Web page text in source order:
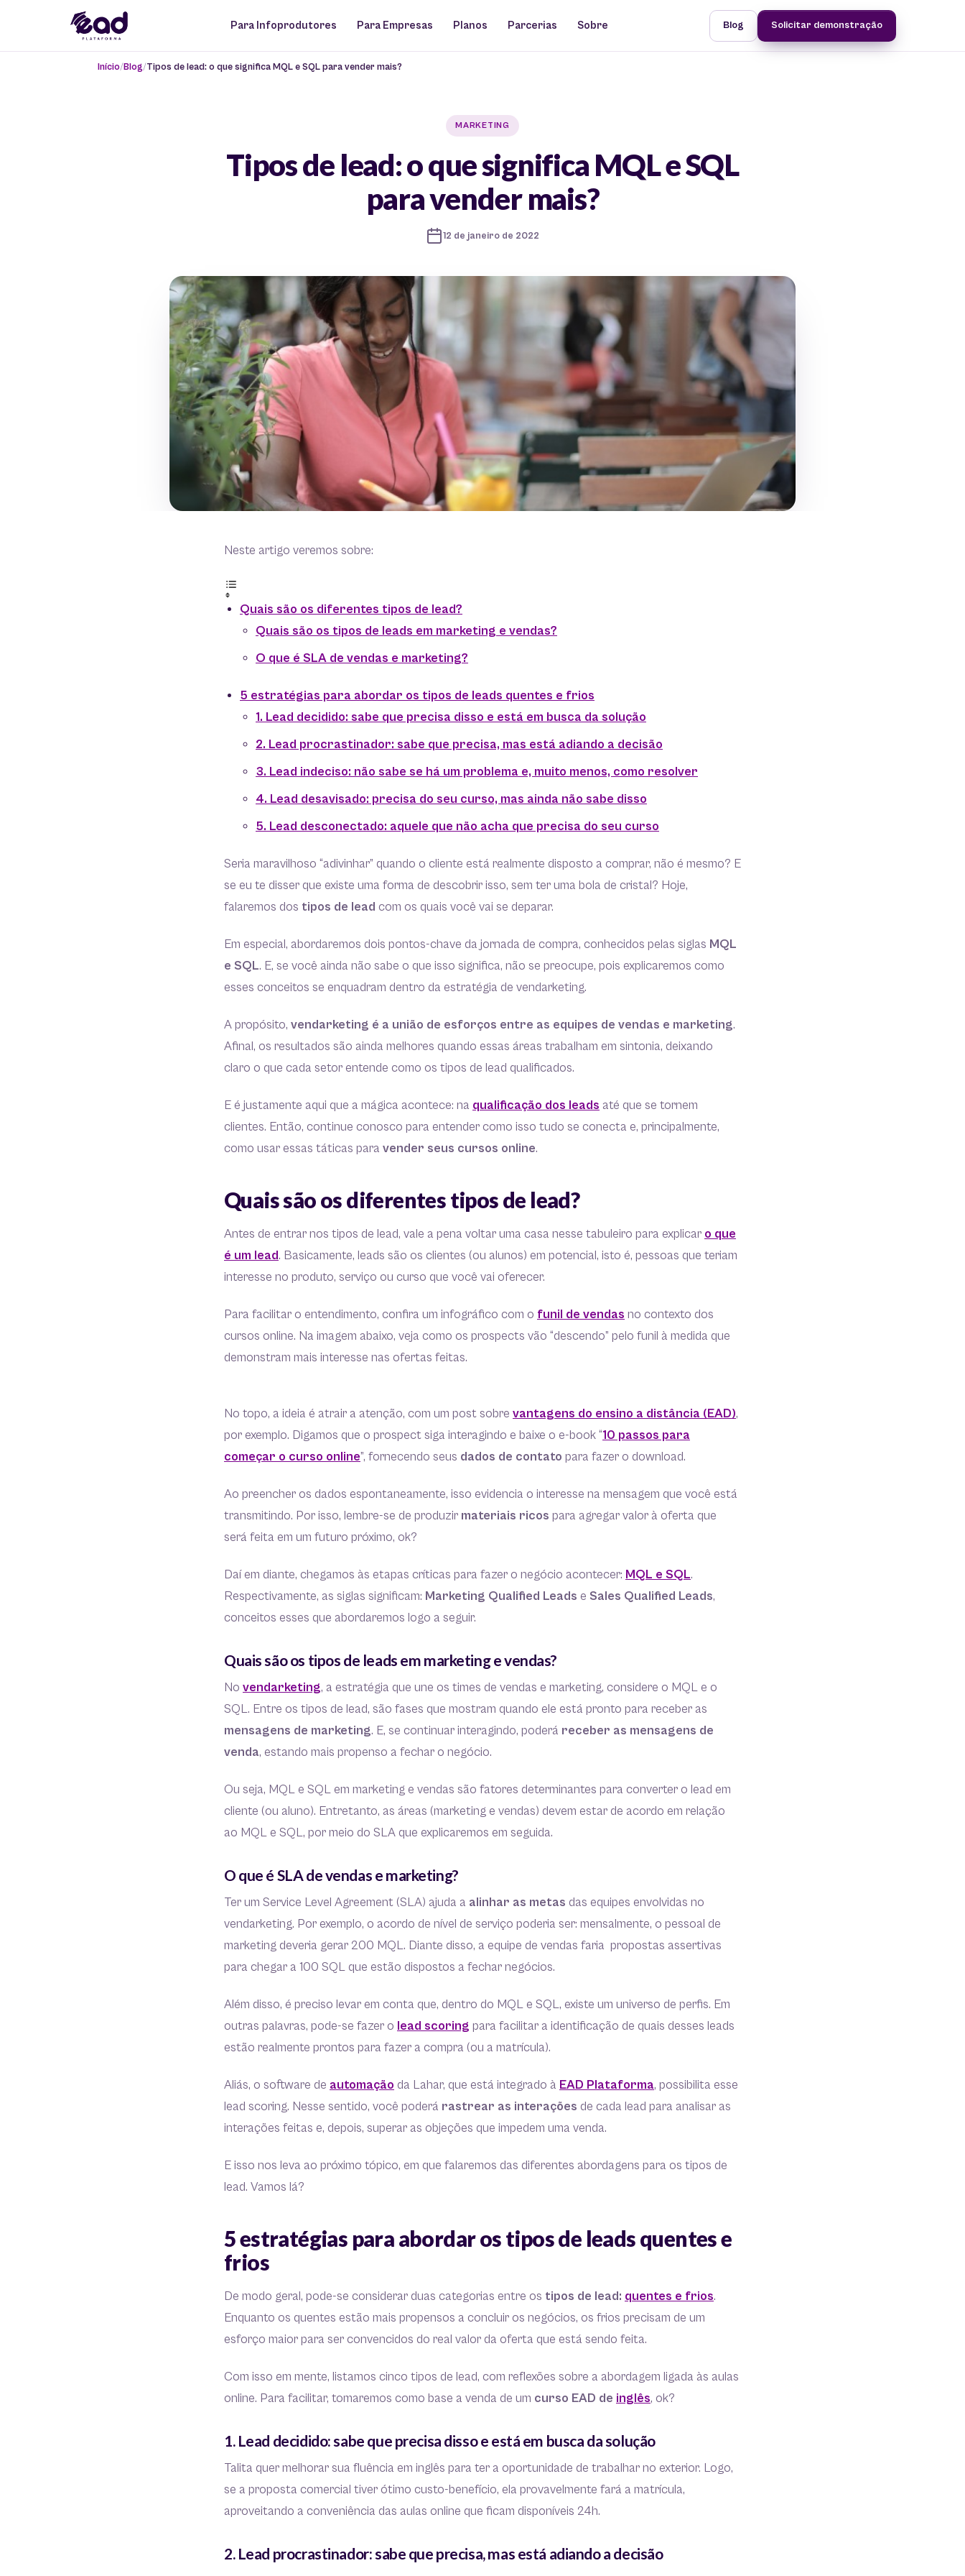
Para Infoprodutores Para Empresas Planos Parcerias Sobre Blog Solicitar demonstração
Início Blog Tipos de lead: o que significa MQL e SQL para vender mais?
MARKETING
Tipos de lead: o que significa MQL e SQL
para vender mais?
12 de janeiro de 2022
Neste artigo veremos sobre:
Quais são os diferentes tipos de lead?
Quais são os tipos de leads em marketing e vendas?
O que é SLA de vendas e marketing?
5 estratégias para abordar os tipos de leads quentes e frios
1. Lead decidido: sabe que precisa disso e está em busca da solução
2. Lead procrastinador: sabe que precisa, mas está adiando a decisão
3. Lead indeciso: não sabe se há um problema e, muito menos, como resolver
4. Lead desavisado: precisa do seu curso, mas ainda não sabe disso
5. Lead desconectado: aquele que não acha que precisa do seu curso
Seria maravilhoso “adivinhar” quando o cliente está realmente disposto a comprar, não é mesmo? E
se eu te disser que existe uma forma de descobrir isso, sem ter uma bola de cristal? Hoje,
falaremos dos tipos de lead com os quais você vai se deparar.
Em especial, abordaremos dois pontos-chave da jornada de compra, conhecidos pelas siglas MQL
e SQL. E, se você ainda não sabe o que isso significa, não se preocupe, pois explicaremos como
esses conceitos se enquadram dentro da estratégia de vendarketing.
A propósito, vendarketing é a união de esforços entre as equipes de vendas e marketing.
Afinal, os resultados são ainda melhores quando essas áreas trabalham em sintonia, deixando
claro o que cada setor entende como os tipos de lead qualificados.
E é justamente aqui que a mágica acontece: na qualificação dos leads até que se tornem
clientes. Então, continue conosco para entender como isso tudo se conecta e, principalmente,
como usar essas táticas para vender seus cursos online.
Quais são os diferentes tipos de lead?
Antes de entrar nos tipos de lead, vale a pena voltar uma casa nesse tabuleiro para explicar o que
é um lead. Basicamente, leads são os clientes (ou alunos) em potencial, isto é, pessoas que teriam
interesse no produto, serviço ou curso que você vai oferecer.
Para facilitar o entendimento, confira um infográfico com o funil de vendas no contexto dos
cursos online. Na imagem abaixo, veja como os prospects vão “descendo” pelo funil à medida que
demonstram mais interesse nas ofertas feitas.
No topo, a ideia é atrair a atenção, com um post sobre vantagens do ensino a distância (EAD),
por exemplo. Digamos que o prospect siga interagindo e baixe o e-book “10 passos para
começar o curso online”, fornecendo seus dados de contato para fazer o download.
Ao preencher os dados espontaneamente, isso evidencia o interesse na mensagem que você está
transmitindo. Por isso, lembre-se de produzir materiais ricos para agregar valor à oferta que
será feita em um futuro próximo, ok?
Daí em diante, chegamos às etapas críticas para fazer o negócio acontecer: MQL e SQL.
Respectivamente, as siglas significam: Marketing Qualified Leads e Sales Qualified Leads,
conceitos esses que abordaremos logo a seguir.
Quais são os tipos de leads em marketing e vendas?
No vendarketing, a estratégia que une os times de vendas e marketing, considere o MQL e o
SQL. Entre os tipos de lead, são fases que mostram quando ele está pronto para receber as
mensagens de marketing. E, se continuar interagindo, poderá receber as mensagens de
venda, estando mais propenso a fechar o negócio.
Ou seja, MQL e SQL em marketing e vendas são fatores determinantes para converter o lead em
cliente (ou aluno). Entretanto, as áreas (marketing e vendas) devem estar de acordo em relação
ao MQL e SQL, por meio do SLA que explicaremos em seguida.
O que é SLA de vendas e marketing?
Ter um Service Level Agreement (SLA) ajuda a alinhar as metas das equipes envolvidas no
vendarketing. Por exemplo, o acordo de nível de serviço poderia ser: mensalmente, o pessoal de
marketing deveria gerar 200 MQL. Diante disso, a equipe de vendas faria propostas assertivas
para chegar a 100 SQL que estão dispostos a fechar negócios.
Além disso, é preciso levar em conta que, dentro do MQL e SQL, existe um universo de perfis. Em
outras palavras, pode-se fazer o lead scoring para facilitar a identificação de quais desses leads
estão realmente prontos para fazer a compra (ou a matrícula).
Aliás, o software de automação da Lahar, que está integrado à EAD Plataforma, possibilita esse
lead scoring. Nesse sentido, você poderá rastrear as interações de cada lead para analisar as
interações feitas e, depois, superar as objeções que impedem uma venda.
E isso nos leva ao próximo tópico, em que falaremos das diferentes abordagens para os tipos de
lead. Vamos lá?
5 estratégias para abordar os tipos de leads quentes e
frios
De modo geral, pode-se considerar duas categorias entre os tipos de lead: quentes e frios.
Enquanto os quentes estão mais propensos a concluir os negócios, os frios precisam de um
esforço maior para ser convencidos do real valor da oferta que está sendo feita.
Com isso em mente, listamos cinco tipos de lead, com reflexões sobre a abordagem ligada às aulas
online. Para facilitar, tomaremos como base a venda de um curso EAD de inglês, ok?
1. Lead decidido: sabe que precisa disso e está em busca da solução
Talita quer melhorar sua fluência em inglês para ter a oportunidade de trabalhar no exterior. Logo,
se a proposta comercial tiver ótimo custo-benefício, ela provavelmente fará a matrícula,
aproveitando a conveniência das aulas online que ficam disponíveis 24h.
2. Lead procrastinador: sabe que precisa, mas está adiando a decisão